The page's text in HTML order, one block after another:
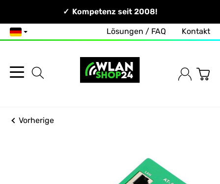
Persönlich & Erreichbar!Kompetenz seit 2008!
Deutsch Lösungen / FAQ Kontakt
Vorherige